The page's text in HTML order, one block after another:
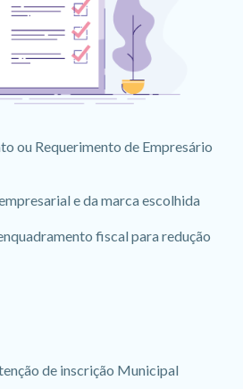
ou Requerimento de Empresário
e da marca escolhida
fiscal para redução
de inscrição Municipal